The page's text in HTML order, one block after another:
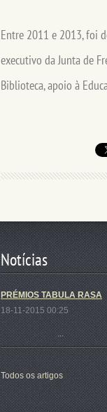
Entre 2011 e 2013, foi
executivo da Junta de
Biblioteca, apoio à
Notícias
PRÉMIOS TABULA RASA
18-11-2015 00:25
...
Todos os artigos